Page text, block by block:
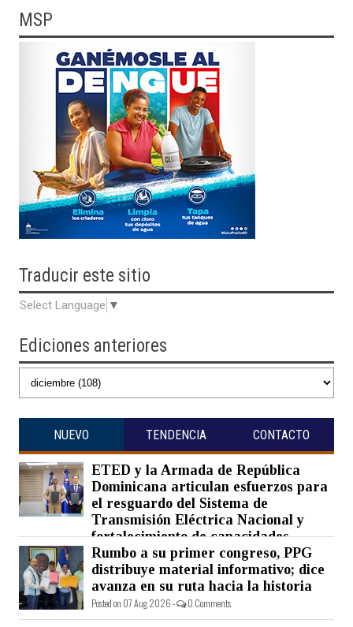
MSP
Traducir este sitio
Select Language ▼
Ediciones anteriores
NUEVO TENDENCIA CONTACTO
ETED y la Armada de República
Dominicana articulan esfuerzos para
el resguardo del Sistema de
Transmisión Eléctrica Nacional y
fortalecimiento de capacidades.
Posted on 07 Aug 2026 - 0 Comments
Rumbo a su primer congreso, PPG
distribuye material informativo; dice
avanza en su ruta hacia la historia
Posted on 07 Aug 2026 - 0 Comments